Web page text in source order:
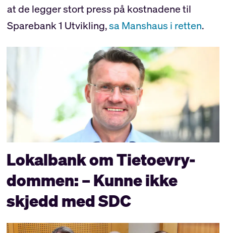
at de legger stort press på kostnadene til
Sparebank 1 Utvikling,sa Manshaus i retten.
Lokalbank om Tietoevry-
dommen: – Kunne ikke
skjedd med SDC